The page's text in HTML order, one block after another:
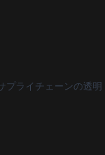
プライチェーンの透明